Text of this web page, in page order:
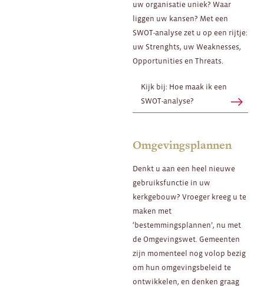
uw organisatie uniek? Waar
liggen uw kansen? Met een
SWOT-analyse zet u op een rijtje:
uw Strenghts, uw Weaknesses,
Opportunities en Threats.
Kijk bij: Hoe maak ik een
SWOT-analyse?
Omgevingsplannen
Denkt u aan een heel nieuwe
gebruiksfunctie in uw
kerkgebouw? Vroeger kreeg u te
maken met
‘bestemmingsplannen’, nu met
de Omgevingswet. Gemeenten
zijn momenteel nog volop bezig
om hun omgevingsbeleid te
ontwikkelen, en denken graag